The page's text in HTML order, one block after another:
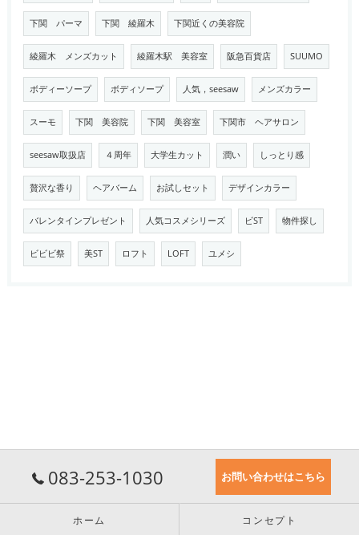
下関 パーマ 下関 綾羅木 下関近くの美容院
綾羅木 メンズカット 綾羅木駅 美容室 阪急百貨店 SUUMO
ボディーソープ ボディソープ 人気，seesaw メンズカラー
スーモ 下関 美容院 下関 美容室 下関市 ヘアサロン
seesaw取扱店 ４周年 大学生カット 潤い しっとり感
贅沢な香り ヘアバーム お試しセット デザインカラー
バレンタインプレゼント 人気コスメシリーズ ビST 物件探し
ビビビ祭 美ST ロフト LOFT ユメシ
083-253-1030 お問い合わせはこちら
ホーム コンセプト